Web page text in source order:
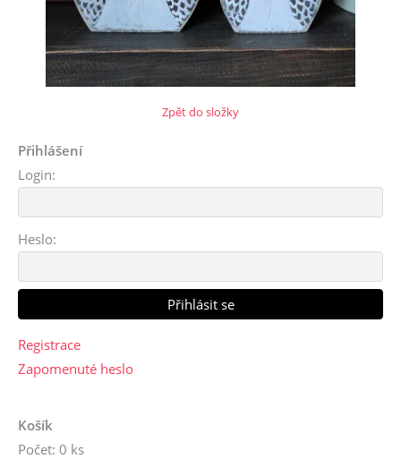
Zpět do složky
Přihlášení
Login:
Heslo:
Registrace
Zapomenuté heslo
Košík
Počet: 0 ks